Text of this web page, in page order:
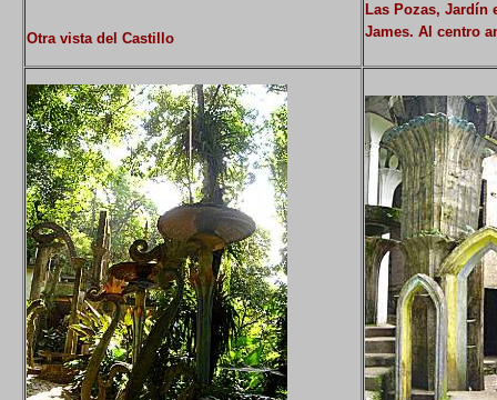
Otra vista del Castillo
Las Pozas, Jardín
James. Al centro